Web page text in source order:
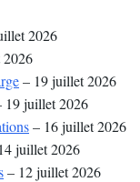
2026
– 19 juillet 2026
19 juillet 2026
– 16 juillet 2026
juillet 2026
– 12 juillet 2026